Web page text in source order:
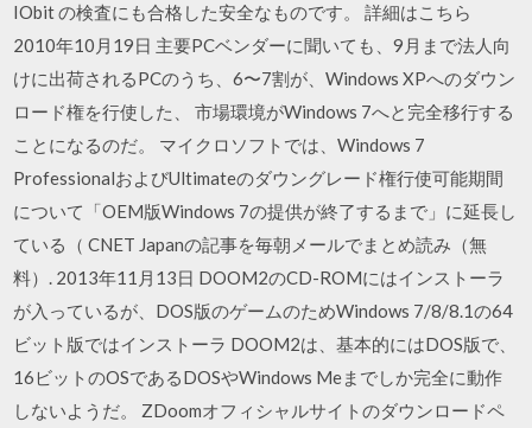
IObit の検査にも合格した安全なものです。 詳細はこちら
2010年10月19日 主要PCベンダーに聞いても、9月まで法人向
けに出荷されるPCのうち、6〜7割が、Windows XPへのダウン
ロード権を行使した、 市場環境がWindows 7へと完全移行する
ことになるのだ。 マイクロソフトでは、Windows 7
ProfessionalおよびUltimateのダウングレード権行使可能期間
について「OEM版Windows 7の提供が終了するまで」に延長し
ている（ CNET Japanの記事を毎朝メールでまとめ読み（無
料）. 2013年11月13日 DOOM2のCD-ROMにはインストーラ
が入っているが、DOS版のゲームのためWindows 7/8/8.1の64
ビット版ではインストーラ DOOM2は、基本的にはDOS版で、
16ビットのOSであるDOSやWindows Meまでしか完全に動作
しないようだ。 ZDoomオフィシャルサイトのダウンロードペ